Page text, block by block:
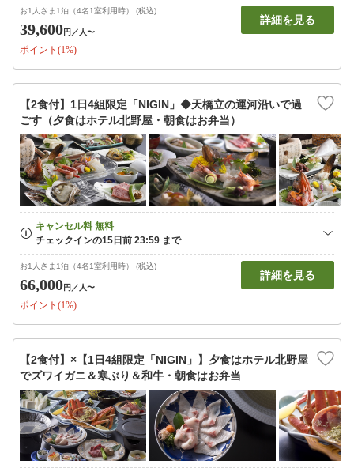
お1人さま1泊（4名1室利用時） (税込)
39,600円 ／人〜
ポイント(1%)
詳細を見る
【2食付】1日4組限定「NIGIN」◆天橋立の運河沿いで過
ごす（夕食はホテル北野屋・朝食はお弁当）
お1人さま1泊（4名1室利用時） (税込)
66,000円 ／人〜
ポイント(1%)
詳細を見る
【2食付】×【1日4組限定「NIGIN」】夕食はホテル北野屋
でズワイガニ＆寒ぶり＆和牛・朝食はお弁当